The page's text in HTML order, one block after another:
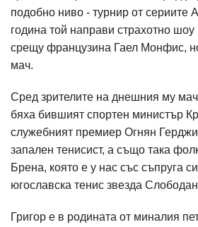
подобно ниво - турнир от сериите
година той направи страхотно
срещу французина Гаел Монфис,
мач.
Сред зрителите на днешния му
бяха бившият спортен министър
служебният премиер Огнян
запален тенисист, а също така
Брена, която е у нас със съпруга
югославска тенис звезда
Григор е в родината от миналия